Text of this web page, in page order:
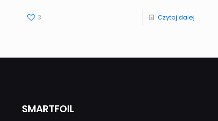
3 Czytaj dalej
SMARTFOIL